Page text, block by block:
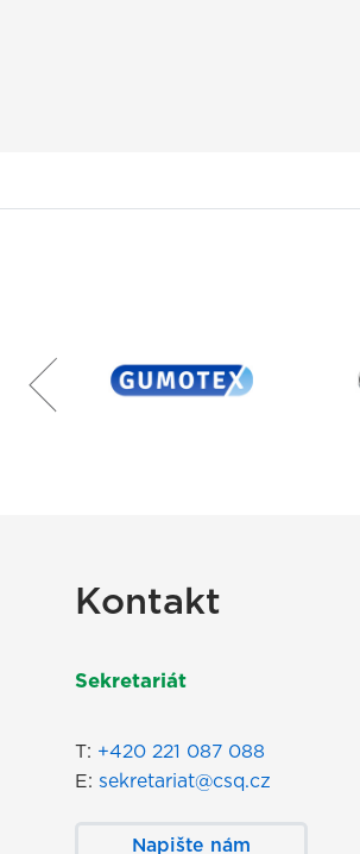
Kontakt
Sekretariát
T: +420 221 087 088
E: sekretariat@csq.cz
Napište nám